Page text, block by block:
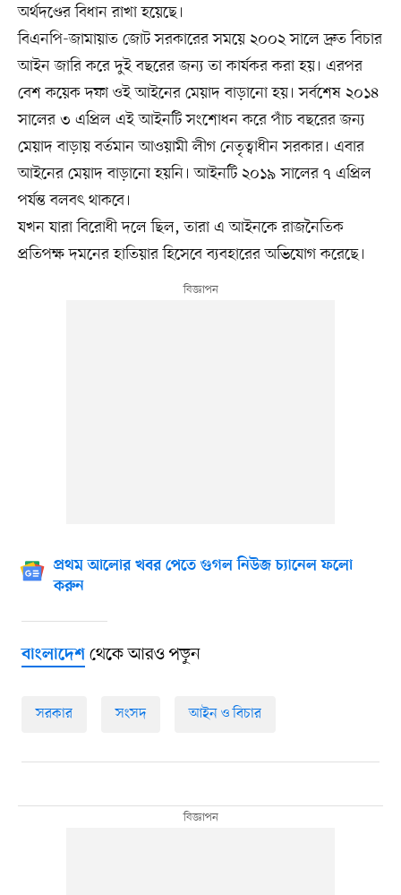
অর্থদণ্ডের বিধান রাখা হয়েছে।
বিএনপি-জামায়াত জোট সরকারের সময়ে ২০০২ সালে দ্রুত বিচার
আইন জারি করে দুই বছরের জন্য তা কার্যকর করা হয়। এরপর
বেশ কয়েক দফা ওই আইনের মেয়াদ বাড়ানো হয়। সর্বশেষ ২০১৪
সালের ৩ এপ্রিল এই আইনটি সংশোধন করে পাঁচ বছরের জন্য
মেয়াদ বাড়ায় বর্তমান আওয়ামী লীগ নেতৃত্বাধীন সরকার। এবার
আইনের মেয়াদ বাড়ানো হয়নি। আইনটি ২০১৯ সালের ৭ এপ্রিল
পর্যন্ত বলবৎ থাকবে।
যখন যারা বিরোধী দলে ছিল, তারা এ আইনকে রাজনৈতিক
প্রতিপক্ষ দমনের হাতিয়ার হিসেবে ব্যবহারের অভিযোগ করেছে।
প্রথম আলোর খবর পেতে গুগল নিউজ চ্যানেল ফলো
করুন
বাংলাদেশথেকে আরও পড়ুন
সরকার সংসদ আইন ও বিচার